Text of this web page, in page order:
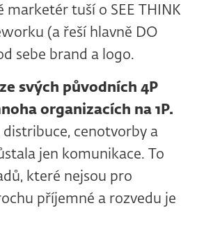
marketér tuší o SEE THINK
(a řeší hlavně DO
sebe brand a logo.
svých původních 4P
organizacích na 1P.
cenotvorby a
jen komunikace. To
které nejsou pro
příjemné a rozvedu je